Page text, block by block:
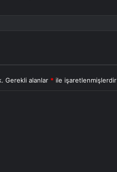
Gerekli alanlar * ile işaretlenmişlerdir